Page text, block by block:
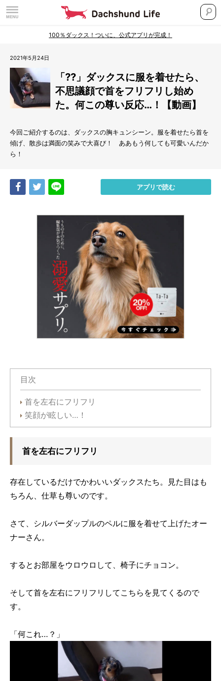
100％ダックス！ついに、公式アプリが完成！
2021年5月24日
「??」ダックスに服を着せたら、
不思議顔で首をフリフリし始め
た。何この尊い反応…！【動画】
今回ご紹介するのは、ダックスの胸キュンシーン。服を着せたら首を
傾げ、散歩は満面の笑みで大喜び！ ああもう何しても可愛いんだか
ら！
Share Tweet アプリで読む
目次
首を左右にフリフリ
笑顔が眩しい…！
首を左右にフリフリ
存在しているだけでかわいいダックスたち。見た目はも
ちろん、仕草も尊いのです。
さて、シルバーダップルのペルに服を着せて上げたオー
ナーさん。
するとお部屋をウロウロして、椅子にチョコン。
そして首を左右にフリフリしてこちらを見てくるので
す。
「何これ…？」